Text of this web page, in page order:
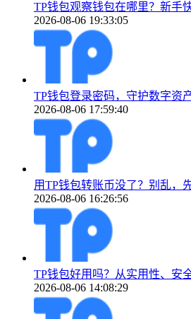
TP钱包观察钱包在哪里？新手
2026-08-06 19:33:05
TP钱包登录密码，守护数字资
2026-08-06 17:59:40
用TP钱包转账币没了？别乱，
2026-08-06 16:26:56
TP钱包好用吗？从实用性、安
2026-08-06 14:08:29